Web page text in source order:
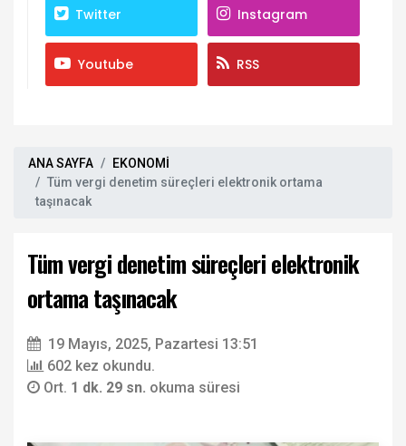
Twitter Instagram
Youtube RSS
ANA SAYFA
EKONOMİ
Tüm vergi denetim süreçleri elektronik ortama
taşınacak
Tüm vergi denetim süreçleri elektronik
ortama taşınacak
19 Mayıs, 2025, Pazartesi 13:51
602 kez okundu.
Ort. 1 dk. 29 sn. okuma süresi